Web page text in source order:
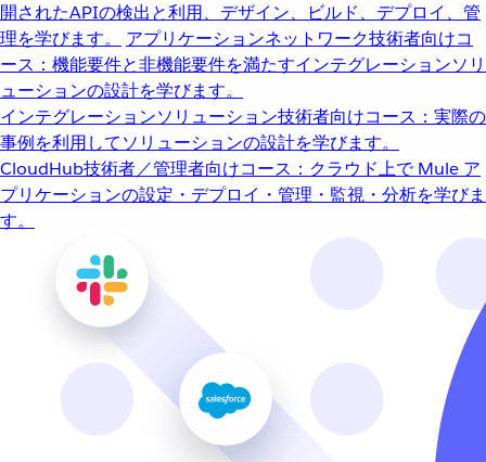
開されたAPIの検出と利用、デザイン、ビルド、デプロイ、管
理を学びます。
アプリケーションネットワーク技術者向けコ
ース：機能要件と非機能要件を満たすインテグレーションソリ
ューションの設計を学びます。
インテグレーションソリューション技術者向けコース：実際の
事例を利用してソリューションの設計を学びます。
CloudHub技術者／管理者向けコース：クラウド上で Mule ア
プリケーションの設定・デプロイ・管理・監視・分析を学びま
す。